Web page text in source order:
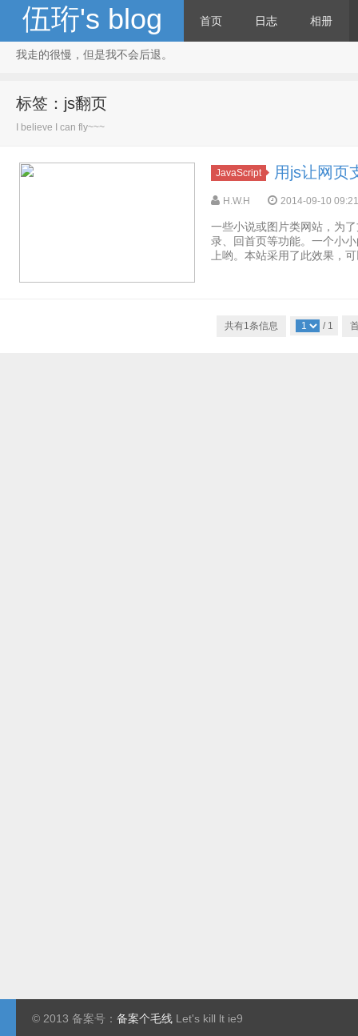
伍珩's blog 首页 日志 相册
我走的很慢，但是我不会后退。
标签：js翻页
I believe I can fly~~~
JavaScript 用js让网页
H.W.H 2014-09-10 09:21
一些小说或图片类网站，为
录、回首页等功能。一个小
上哟。本站采用了此效果，
共有1条信息 / 1
© 2013 备案号： 备案个毛线 Let's kill lt ie9